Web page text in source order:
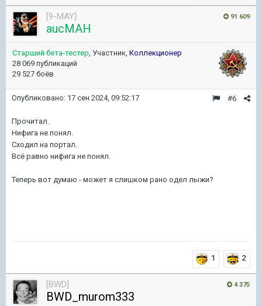
91 609
[9-MAY]
aucMAH
Старший бета-тестер, Участник, Коллекционер
28 069 публикаций
29 527 боёв
#6
Опубликовано: 17 сен 2024, 09:52:17
Прочитал.
Нифига не понял.
Сходил на портал.
Всё равно нифига не понял.
Теперь вот думаю - может я слишком рано одел лыжи?
1 2
4 375
[BWD]
BWD_murom333